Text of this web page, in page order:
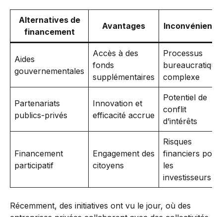
Alternatives de
financement
Avantages Inconvénients
Aides
gouvernementales
Accès à des
fonds
supplémentaires
Processus
bureaucratique
complexe
Partenariats
publics-privés
Innovation et
efficacité accrue
Potentiel de
conflit
d’intérêts
Financement
participatif
Engagement des
citoyens
Risques
financiers pour
les
investisseurs
Récemment, des initiatives ont vu le jour, où des